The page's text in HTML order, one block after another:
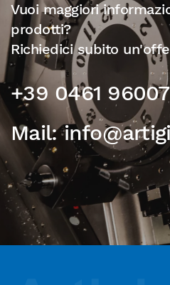
Vuoi maggiori
prodotti?
Richiedici subito
+39 0461
Mail: